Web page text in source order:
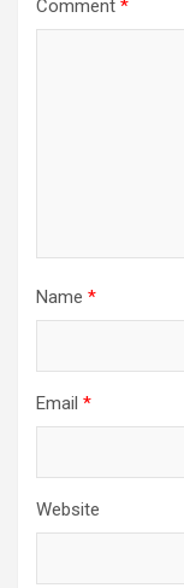
Comment *
Name *
Email *
Website